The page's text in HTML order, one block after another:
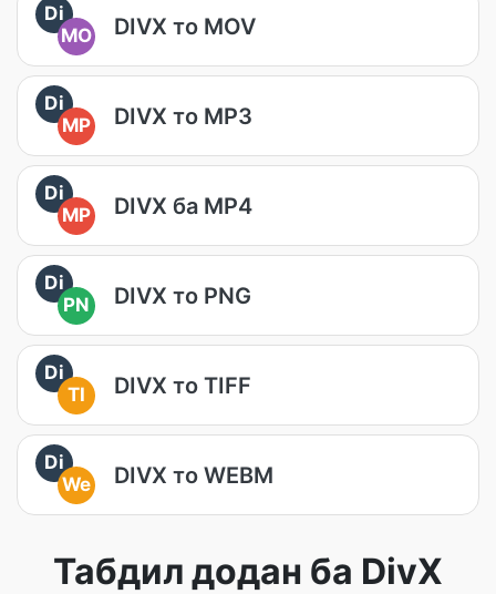
Di
MO
DIVX то MOV
Di
MP
DIVX то MP3
Di
MP
DIVX ба MP4
Di
PN
DIVX то PNG
Di
TI
DIVX то TIFF
Di
We
DIVX то WEBM
Табдил додан ба DivX